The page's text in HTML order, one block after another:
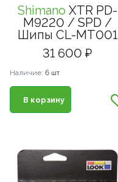
Shimano XTR PD-
M9220 / SPD /
Шипы CL-MT001
31 600 ₽
Наличие: 6 шт
В корзину